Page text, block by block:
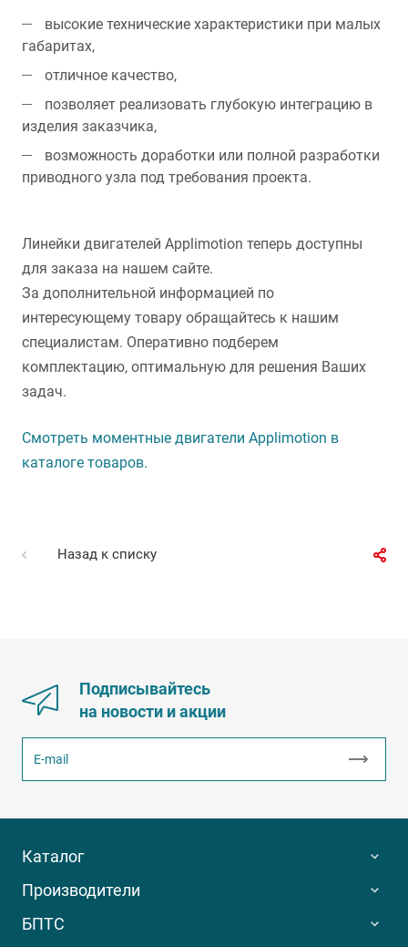
высокие технические характеристики при малых
габаритах,
отличное качество,
позволяет реализовать глубокую интеграцию в
изделия заказчика,
возможность доработки или полной разработки
приводного узла под требования проекта.
Линейки двигателей Applimotion теперь доступны
для заказа на нашем сайте.
За дополнительной информацией по
интересующему товару обращайтесь к нашим
специалистам. Оперативно подберем
комплектацию, оптимальную для решения Ваших
задач.
Смотреть моментные двигатели Applimotion в
каталоге товаров.
Назад к списку
Подписывайтесь
на новости и акции
Каталог
Производители
БПТС